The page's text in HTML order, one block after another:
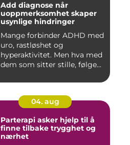
Add diagnose når
uoppmerksomhet skaper
usynlige hindringer
Mange forbinder ADHD med
uro, rastløshet og
hyperaktivitet. Men hva med
dem som sitter stille, følge...
04. aug
Parterapi asker hjelp til å
finne tilbake trygghet og
nærhet